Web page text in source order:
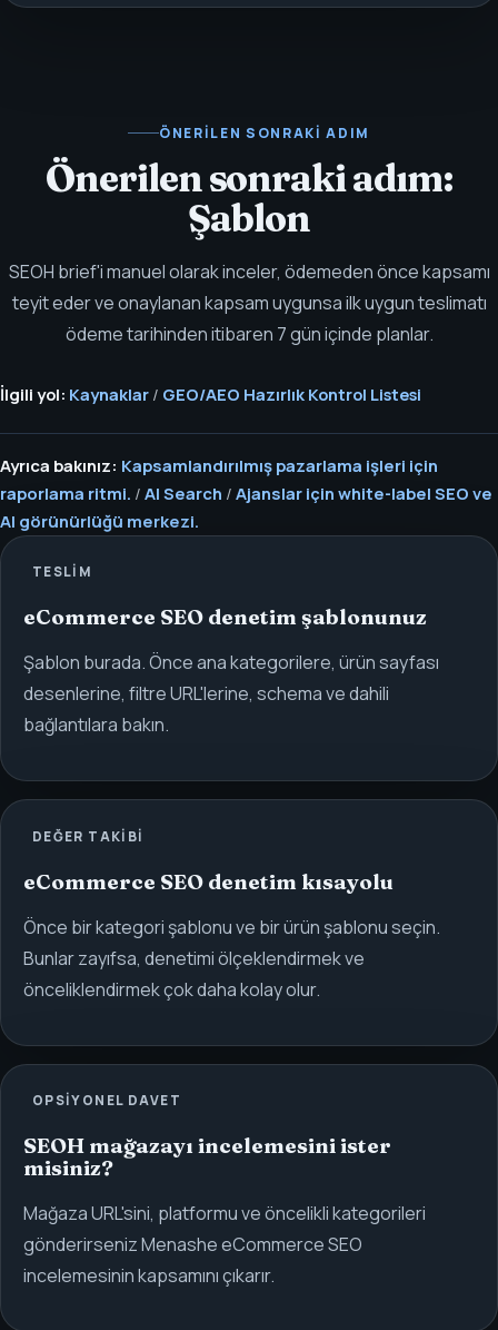
ÖNERILEN SONRAKI ADIM
Önerilen sonraki adım:
Şablon
SEOH brief'i manuel olarak inceler, ödemeden önce kapsamı
teyit eder ve onaylanan kapsam uygunsa ilk uygun teslimatı
ödeme tarihinden itibaren 7 gün içinde planlar.
İlgili yol: Kaynaklar / GEO/AEO Hazırlık Kontrol Listesi
Ayrıca bakınız: Kapsamlandırılmış pazarlama işleri için
raporlama ritmi. / AI Search / Ajanslar için white-label SEO ve
AI görünürlüğü merkezi.
TESLIM
eCommerce SEO denetim şablonunuz
Şablon burada. Önce ana kategorilere, ürün sayfası
desenlerine, filtre URL'lerine, schema ve dahili
bağlantılara bakın.
DEĞER TAKIBI
eCommerce SEO denetim kısayolu
Önce bir kategori şablonu ve bir ürün şablonu seçin.
Bunlar zayıfsa, denetimi ölçeklendirmek ve
önceliklendirmek çok daha kolay olur.
OPSIYONEL DAVET
SEOH mağazayı incelemesini ister
misiniz?
Mağaza URL'sini, platformu ve öncelikli kategorileri
gönderirseniz Menashe eCommerce SEO
incelemesinin kapsamını çıkarır.